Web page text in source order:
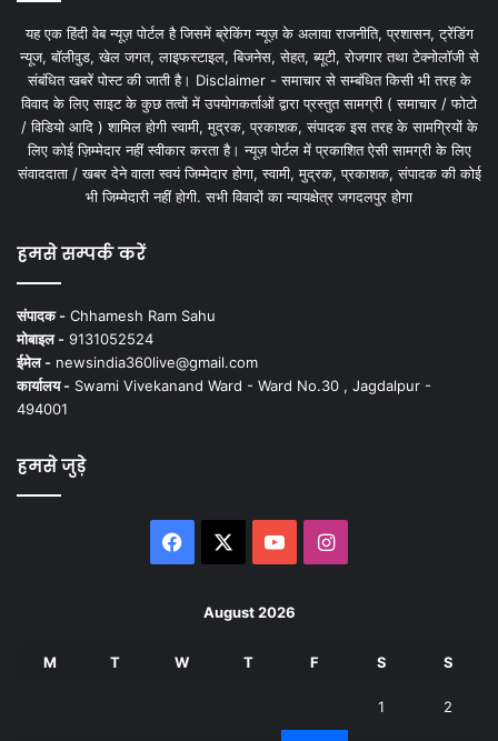
यह एक हिंदी वेब न्यूज़ पोर्टल है जिसमें ब्रेकिंग न्यूज़ के अलावा राजनीति, प्रशासन, ट्रेंडिंग
न्यूज, बॉलीवुड, खेल जगत, लाइफस्टाइल, बिजनेस, सेहत, ब्यूटी, रोजगार तथा टेक्नोलॉजी से
संबंधित खबरें पोस्ट की जाती है। Disclaimer - समाचार से सम्बंधित किसी भी तरह के
विवाद के लिए साइट के कुछ तत्वों में उपयोगकर्ताओं द्वारा प्रस्तुत सामग्री ( समाचार / फोटो
/ विडियो आदि ) शामिल होगी स्वामी, मुद्रक, प्रकाशक, संपादक इस तरह के सामग्रियों के
लिए कोई ज़िम्मेदार नहीं स्वीकार करता है। न्यूज़ पोर्टल में प्रकाशित ऐसी सामग्री के लिए
संवाददाता / खबर देने वाला स्वयं जिम्मेदार होगा, स्वामी, मुद्रक, प्रकाशक, संपादक की कोई
भी जिम्मेदारी नहीं होगी. सभी विवादों का न्यायक्षेत्र जगदलपुर होगा
हमसे सम्पर्क करें
संपादक - Chhamesh Ram Sahu
मोबाइल - 9131052524
ईमेल - newsindia360live@gmail.com
कार्यालय - Swami Vivekanand Ward - Ward No.30 , Jagdalpur -
494001
हमसे जुड़े
Facebook YouTubeInstagram
August 2026
M T W T F S S
1 2